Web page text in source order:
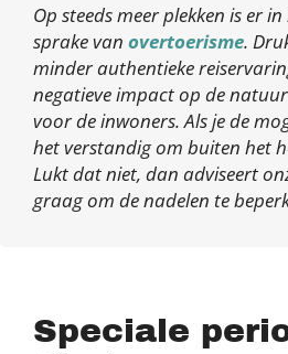
Op steeds meer plekken is er
sprake van overtoerisme.
minder authentieke
negatieve impact op de
voor de inwoners. Als je de
het verstandig om buiten het
Lukt dat niet, dan adviseert
graag om de nadelen te
Speciale